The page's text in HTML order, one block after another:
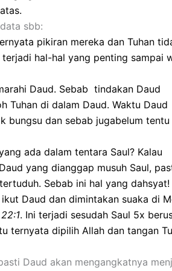
sbb:
pikiran mereka dan Tuhan
hal-hal yang penting sampai
Daud. Sebab tindakan Daud
Tuhan di dalam Daud. Waktu Daud
bungsu dan sebab jugabelum tentu
ada dalam tentara Saul? Kalau
yang dianggap musuh Saul,
Sebab ini hal yang dahsyat!
Daud dan dimintakan suaka di
. Ini terjadi sesudah Saul 5x
ternyata dipilih Allah dan tangan
Daud akan mengangkatnya